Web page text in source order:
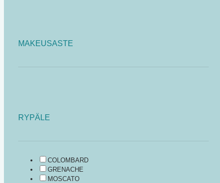
MAKEUSASTE
RYPÄLE
COLOMBARD
GRENACHE
MOSCATO